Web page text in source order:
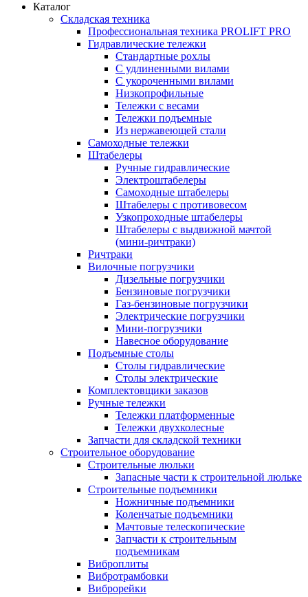
Каталог
Складская техника
Профессиональная техника PROLIFT PRO
Гидравлические тележки
Стандартные рохлы
С удлиненными вилами
С укороченными вилами
Низкопрофильные
Тележки с весами
Тележки подъемные
Из нержавеющей стали
Самоходные тележки
Штабелеры
Ручные гидравлические
Электроштабелеры
Самоходные штабелеры
Штабелеры с противовесом
Узкопроходные штабелеры
Штабелеры с выдвижной мачтой
(мини-ричтраки)
Ричтраки
Вилочные погрузчики
Дизельные погрузчики
Бензиновые погрузчики
Газ-бензиновые погрузчики
Электрические погрузчики
Мини-погрузчики
Навесное оборудование
Подъемные столы
Столы гидравлические
Столы электрические
Комплектовщики заказов
Ручные тележки
Тележки платформенные
Тележки двухколесные
Запчасти для складской техники
Строительное оборудование
Строительные люльки
Запасные части к строительной люльке
Строительные подъемники
Ножничные подъемники
Коленчатые подъемники
Мачтовые телескопические
Запчасти к строительным
подъемникам
Виброплиты
Вибротрамбовки
Виброрейки